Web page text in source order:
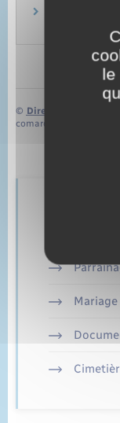
Comment
matrimonial
© Direction de
comarquage developpé
Mariage
le